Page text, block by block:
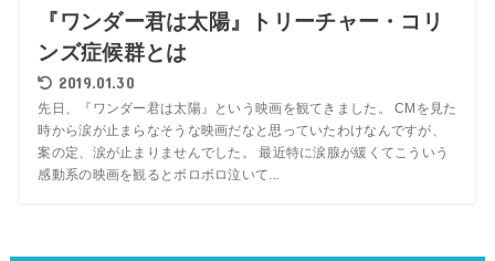
『ワンダー君は太陽』トリーチャー・コリ
ンズ症候群とは
2019.01.30
先日、『ワンダー君は太陽』という映画を観てきました。 CMを見た
時から涙が止まらなそうな映画だなと思っていたわけなんですが、
案の定、涙が止まりませんでした。 最近特に涙腺が緩くてこういう
感動系の映画を観るとボロボロ泣いて...